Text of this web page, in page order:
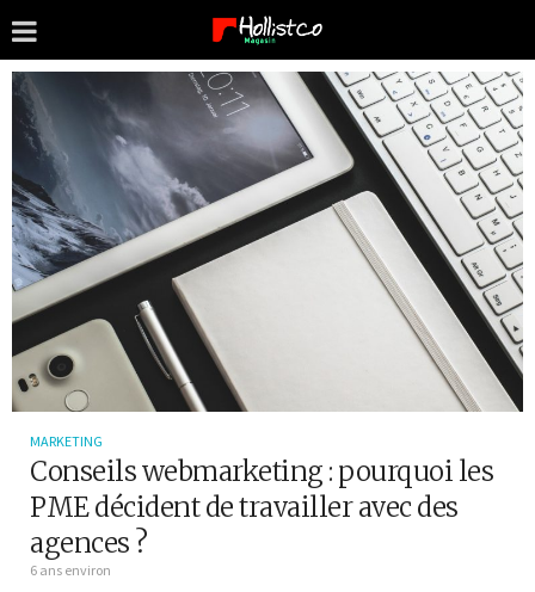
MARKETING
Conseils webmarketing : pourquoi les
PME décident de travailler avec des
agences ?
6 ans environ